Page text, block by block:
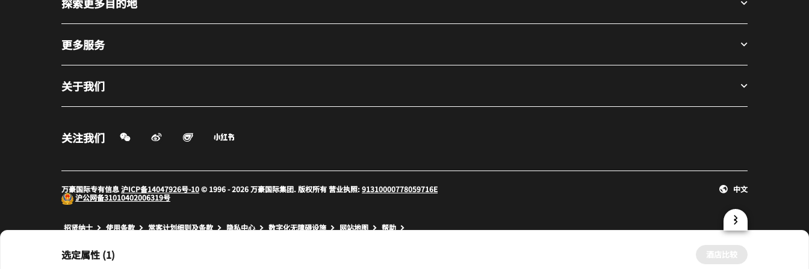
选定属性 (1) 酒店比较
更多服务
关于我们
关注我们 微信扫一扫
打开新窗口打开新窗口打开新窗口
万豪国际专有信息沪ICP备14047926号-10© 1996 - 2026 万豪国际集团. 版权所有 营业执照:91310000778059716E
沪公网备31010402006319号
中文
招贤纳士 打开新窗口
使用条款 打开新窗口
常客计划细则及条款 打开新窗口
隐私中心 数字化无障碍设施 网站地图 帮助
prod32,67AF7719-0E9E-5E76-AD34-A6AE9F3A8A19,rel-R24.9.4